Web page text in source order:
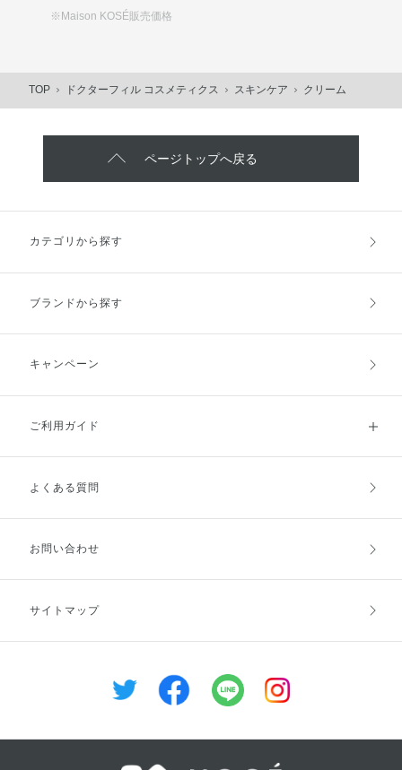
※Maison KOSÉ販売価格
TOP ドクターフィル コスメティクス スキンケア クリーム
ページトップへ戻る
カテゴリから探す
ブランドから探す
キャンペーン
ご利用ガイド
ご利用ガイドトップ
お支払方法
キャンセル・返品・交換
よくある質問
お問い合わせ
サイトマップ